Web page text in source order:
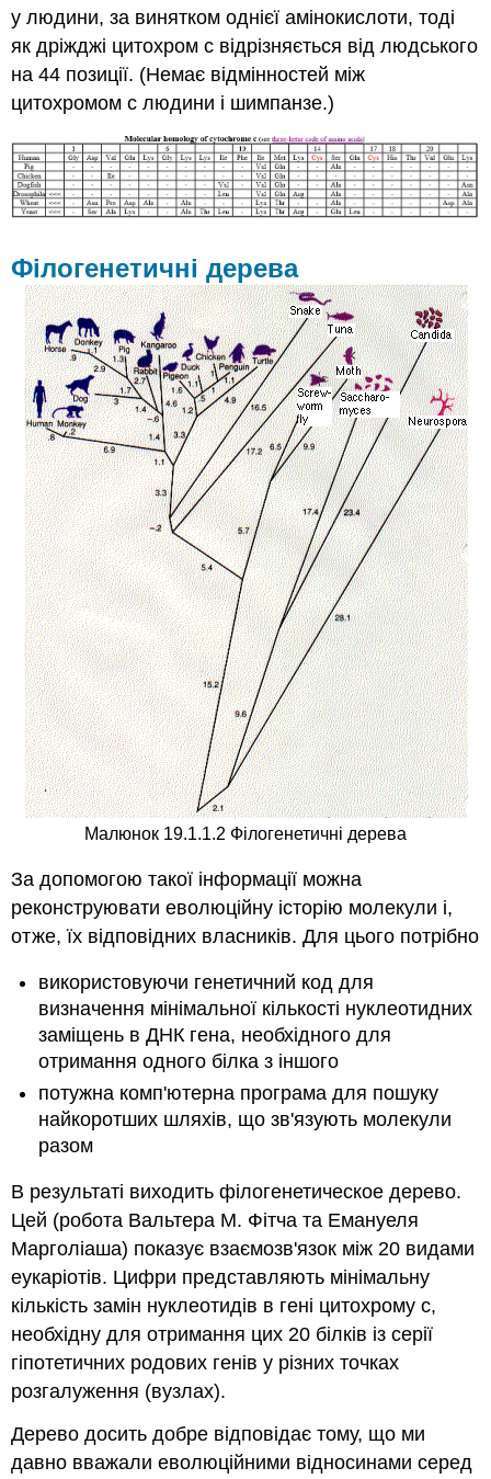
у людини, за винятком однієї амінокислоти, тоді
як дріжджі цитохром c відрізняється від людського
на 44 позиції. (Немає відмінностей між
цитохромом c людини і шимпанзе.)
Філогенетичні дерева
Малюнок 19.1.1.2 Філогенетичні дерева
За допомогою такої інформації можна
реконструювати еволюційну історію молекули і,
отже, їх відповідних власників. Для цього потрібно
використовуючи генетичний код для
визначення мінімальної кількості нуклеотидних
заміщень в ДНК гена, необхідного для
отримання одного білка з іншого
потужна комп'ютерна програма для пошуку
найкоротших шляхів, що зв'язують молекули
разом
В результаті виходить філогенетическое дерево.
Цей (робота Вальтера М. Фітча та Емануеля
Марголіаша) показує взаємозв'язок між 20 видами
еукаріотів. Цифри представляють мінімальну
кількість замін нуклеотидів в гені цитохрому c,
необхідну для отримання цих 20 білків із серії
гіпотетичних родових генів у різних точках
розгалуження (вузлах).
Дерево досить добре відповідає тому, що ми
давно вважали еволюційними відносинами серед